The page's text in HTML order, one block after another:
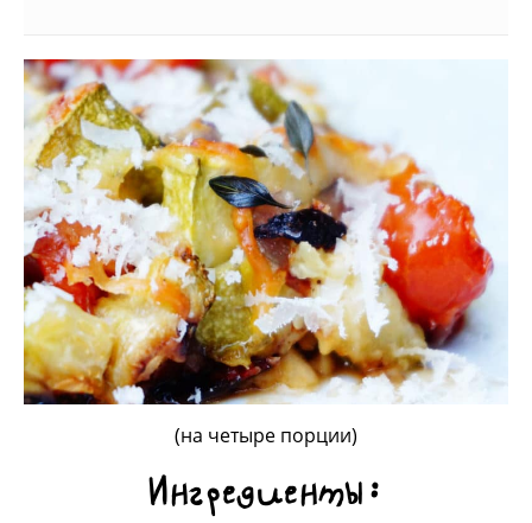
(на четыре порции)
Ингредиенты: